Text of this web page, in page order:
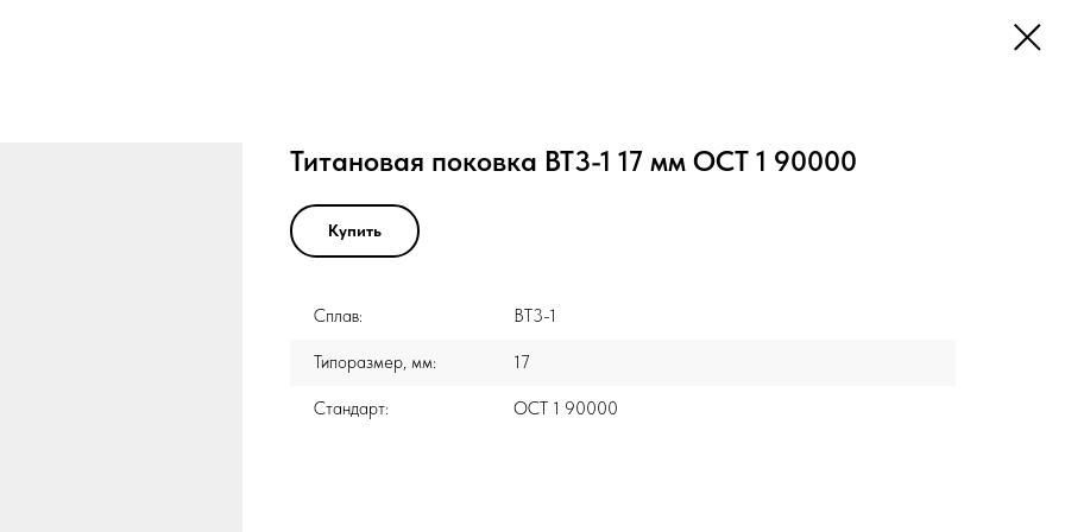
Титановая поковка ВТ3-1 17 мм ОСТ 1 90000
Купить
Сплав: ВТ3-1
Типоразмер, мм: 17
Стандарт: ОСТ 1 90000